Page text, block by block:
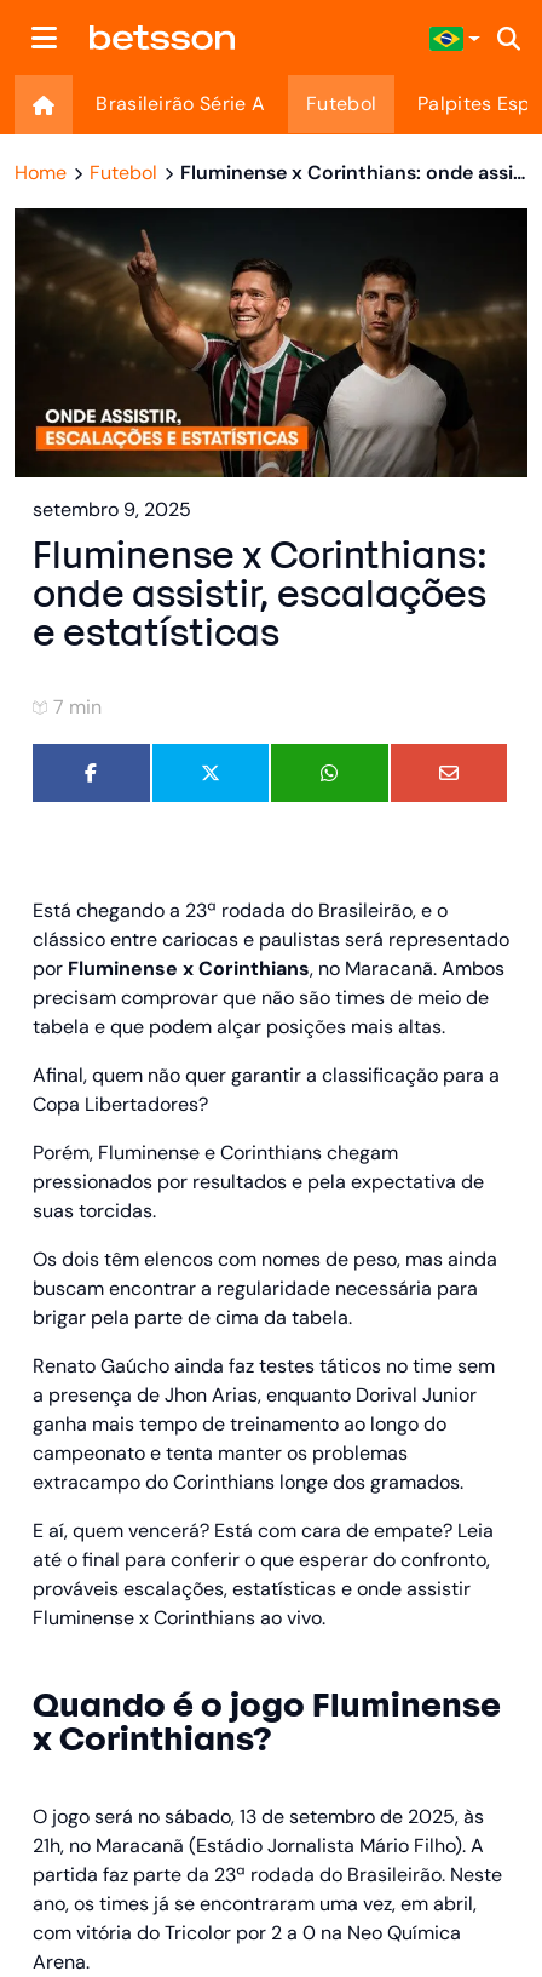
Brasileirão Série A Futebol Palpites
Home Futebol Fluminense x Corinthians: onde assistir, escalações e estatísticas
setembro 9, 2025
Fluminense x Corinthians:
onde assistir, escalações
e estatísticas
7 min
Está chegando a 23ª rodada do Brasileirão, e o
clássico entre cariocas e paulistas será representado
por Fluminense x Corinthians, no Maracanã. Ambos
precisam comprovar que não são times de meio de
tabela e que podem alçar posições mais altas.
Afinal, quem não quer garantir a classificação para a
Copa Libertadores?
Porém, Fluminense e Corinthians chegam
pressionados por resultados e pela expectativa de
suas torcidas.
Os dois têm elencos com nomes de peso, mas ainda
buscam encontrar a regularidade necessária para
brigar pela parte de cima da tabela.
Renato Gaúcho ainda faz testes táticos no time sem
a presença de Jhon Arias, enquanto Dorival Junior
ganha mais tempo de treinamento ao longo do
campeonato e tenta manter os problemas
extracampo do Corinthians longe dos gramados.
E aí, quem vencerá? Está com cara de empate? Leia
até o final para conferir o que esperar do confronto,
prováveis escalações, estatísticas e onde assistir
Fluminense x Corinthians​ ao vivo.
Quando é o jogo Fluminense
x Corinthians?
O jogo será no sábado, 13 de setembro de 2025, às
21h, no Maracanã (Estádio Jornalista Mário Filho). A
partida faz parte da 23ª rodada do Brasileirão. Neste
ano, os times já se encontraram uma vez, em abril,
com vitória do Tricolor por 2 a 0 na Neo Química
Arena.